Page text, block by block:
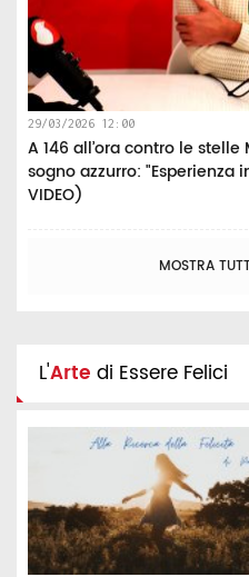
29/03/2026 12:00
A 146 all’ora contro le
sogno azzurro: "Esperienza
VIDEO)
MOSTRA
L'Arte di Essere Felici